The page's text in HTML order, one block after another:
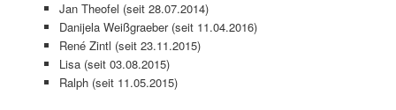
Jan Theofel (seit 28.07.2014)
Danijela Weißgraeber (seit 11.04.2016)
René Zintl (seit 23.11.2015)
Lisa (seit 03.08.2015)
Ralph (seit 11.05.2015)